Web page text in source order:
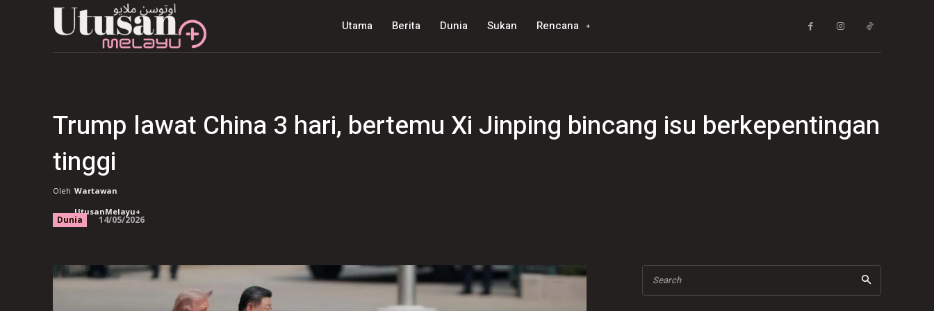
Utama Berita Dunia Sukan Rencana
Trump lawat China 3 hari, bertemu Xi Jinping bincang isu berkepentingan
tinggi
Oleh Wartawan
UtusanMelayu+
Dunia 14/05/2026
Search